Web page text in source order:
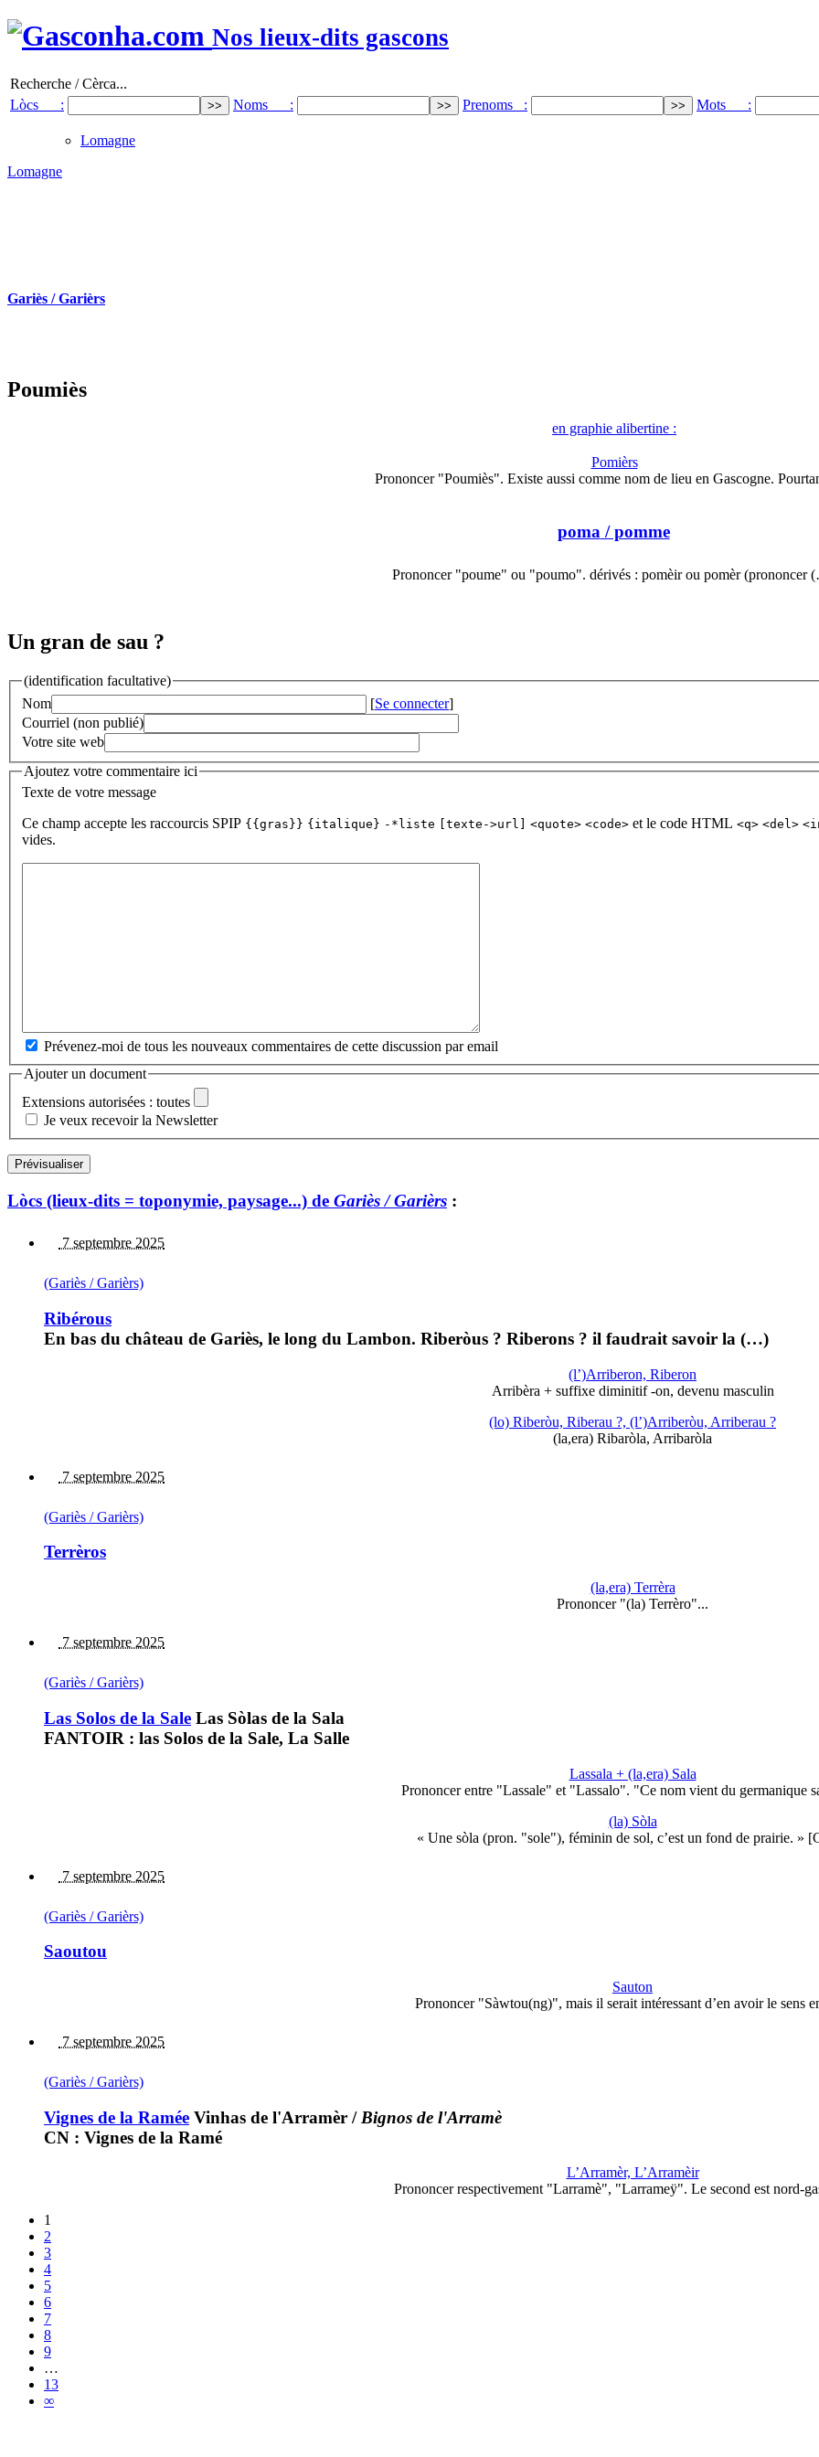
Nos lieux-dits gascons
Recherche / Cèrca...
Lòcs :
Noms : Prenoms : Mots :
Lomagne
Lomagne
Gariès / Garièrs
Poumiès
en graphie alibertine :
Pomièrs
Prononcer "Poumiès". Existe aussi comme nom de lieu en Gascogne.
poma / pomme
Prononcer "poume" ou "poumo". dérivés : pomèir ou pomèr (prononcer
Un gran de sau ?
(identification facultative)
Nom
[Se connecter]
Courriel (non publié)
Votre site web
Ajoutez votre commentaire ici
Texte de votre message
Ce champ accepte les raccourcis SPIP {{gras}} {italique} -*liste [texte->url] <quote> <code> et le code HTML <q> <del>
vides.
Prévenez-moi de tous les nouveaux commentaires de cette discussion par email
Ajouter un document
Extensions autorisées : toutes
Je veux recevoir la Newsletter
Lòcs (lieux-dits = toponymie, paysage...) de Gariès / Garièrs :
7 septembre 2025
(Gariès / Garièrs)
Ribérous
En bas du château de Gariès, le long du Lambon. Riberòus ? Riberons ? il faudrait savoir la (…)
(l’)Arriberon, Riberon
Arribèra + suffixe diminitif -on, devenu masculin
(lo) Riberòu, Riberau ?, (l’)Arriberòu, Arriberau ?
(la,era) Ribaròla, Arribaròla
7 septembre 2025
(Gariès / Garièrs)
Terrèros
(la,era) Terrèra
Prononcer "(la) Terrèro"...
7 septembre 2025
(Gariès / Garièrs)
Las Solos de la Sale Las Sòlas de la Sala
FANTOIR : las Solos de la Sale, La Salle
Lassala + (la,era) Sala
Prononcer entre "Lassale" et "Lassalo". "Ce nom vient du germanique
(la) Sòla
« Une sòla (pron. "sole"), féminin de sol, c’est un fond de prairie. »
7 septembre 2025
(Gariès / Garièrs)
Saoutou
Sauton
Prononcer "Sàwtou(ng)", mais il serait intéressant d’en avoir le sens
7 septembre 2025
(Gariès / Garièrs)
Vignes de la Ramée Vinhas de l'Arramèr / Bignos de l'Arramè
CN : Vignes de la Ramé
L’Arramèr, L’Arramèir
Prononcer respectivement "Larramè", "Larrameÿ". Le second est nord-
1
2
3
4
5
6
7
8
9
…
13
∞